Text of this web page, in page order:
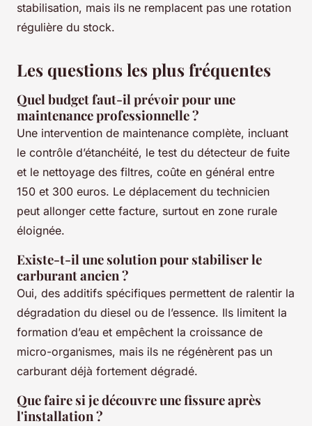
stabilisation, mais ils ne remplacent pas une rotation
régulière du stock.
Les questions les plus fréquentes
Quel budget faut-il prévoir pour une
maintenance professionnelle ?
Une intervention de maintenance complète, incluant
le contrôle d’étanchéité, le test du détecteur de fuite
et le nettoyage des filtres, coûte en général entre
150 et 300 euros. Le déplacement du technicien
peut allonger cette facture, surtout en zone rurale
éloignée.
Existe-t-il une solution pour stabiliser le
carburant ancien ?
Oui, des additifs spécifiques permettent de ralentir la
dégradation du diesel ou de l’essence. Ils limitent la
formation d’eau et empêchent la croissance de
micro-organismes, mais ils ne régénèrent pas un
carburant déjà fortement dégradé.
Que faire si je découvre une fissure après
l'installation ?